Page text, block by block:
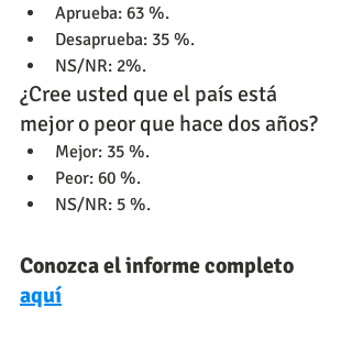
Aprueba: 63 %.
Desaprueba: 35 %.
NS/NR: 2%.
¿Cree usted que el país está
mejor o peor que hace dos años?
Mejor: 35 %.
Peor: 60 %.
NS/NR: 5 %.
Conozca el informe completo
aquí